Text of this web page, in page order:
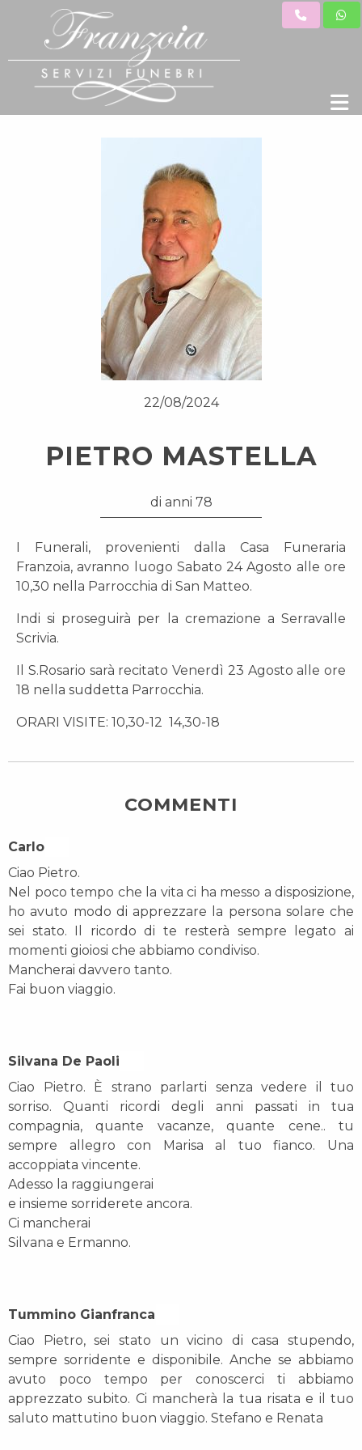
22/08/2024
PIETRO MASTELLA
di anni 78
I Funerali, provenienti dalla Casa Funeraria
Franzoia, avranno luogo Sabato 24 Agosto alle ore
10,30 nella Parrocchia di San Matteo.
Indi si proseguirà per la cremazione a Serravalle
Scrivia.
Il S.Rosario sarà recitato Venerdì 23 Agosto alle ore
18 nella suddetta Parrocchia.
ORARI VISITE: 10,30-12 14,30-18
COMMENTI
Carlo On
Ciao Pietro.
Nel poco tempo che la vita ci ha messo a disposizione,
ho avuto modo di apprezzare la persona solare che
sei stato. Il ricordo di te resterà sempre legato ai
momenti gioiosi che abbiamo condiviso.
Mancherai davvero tanto.
Fai buon viaggio.
Silvana De Paoli On
Ciao Pietro. È strano parlarti senza vedere il tuo
sorriso. Quanti ricordi degli anni passati in tua
compagnia, quante vacanze, quante cene.. tu
sempre allegro con Marisa al tuo fianco. Una
accoppiata vincente.
Adesso la raggiungerai
e insieme sorriderete ancora.
Ci mancherai
Silvana e Ermanno.
Tummino Gianfranca On
Ciao Pietro, sei stato un vicino di casa stupendo,
sempre sorridente e disponibile. Anche se abbiamo
avuto poco tempo per conoscerci ti abbiamo
apprezzato subito. Ci mancherà la tua risata e il tuo
saluto mattutino buon viaggio. Stefano e Renata